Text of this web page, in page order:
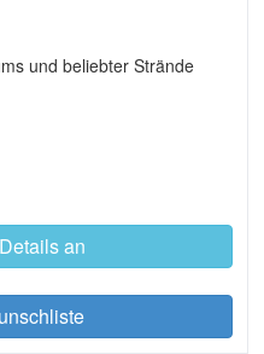
und beliebter Strände
an